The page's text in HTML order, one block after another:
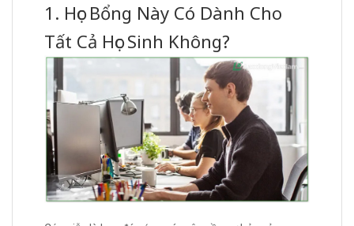
1. Học Bổng Này Có Dành Cho
Tất Cả Học Sinh Không?